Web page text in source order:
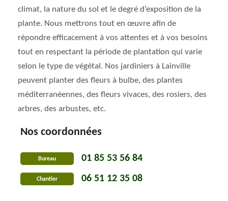
climat, la nature du sol et le degré d’exposition de la
plante. Nous mettrons tout en œuvre afin de
répondre efficacement à vos attentes et à vos besoins
tout en respectant la période de plantation qui varie
selon le type de végétal. Nos jardiniers à Lainville
peuvent planter des fleurs à bulbe, des plantes
méditerranéennes, des fleurs vivaces, des rosiers, des
arbres, des arbustes, etc.
Nos coordonnées
Bureau 01 85 53 56 84
Chantier 06 51 12 35 08